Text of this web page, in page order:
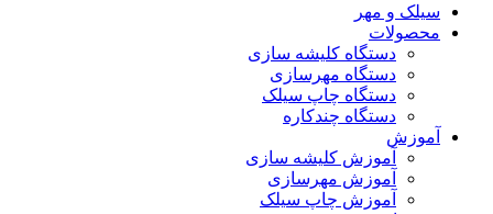
سیلک و مهر
محصولات
دستگاه کلیشه سازی
دستگاه مهرسازی
دستگاه چاپ سیلک
دستگاه چندکاره
آموزش
آموزش کلیشه سازی
آموزش مهرسازی
آموزش چاپ سیلک